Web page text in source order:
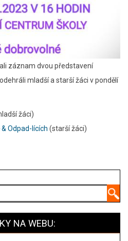
záznam dvou představení
mladší a starší žáci v pondělí
žáci)
Odpad-lících (starší žáci)
NA WEBU: